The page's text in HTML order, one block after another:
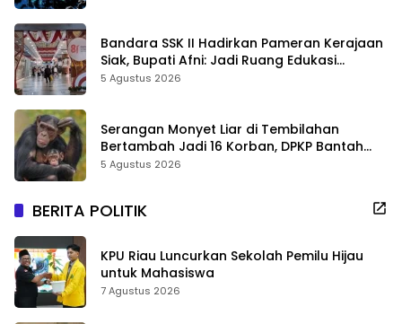
Bandara SSK II Hadirkan Pameran Kerajaan
Siak, Bupati Afni: Jadi Ruang Edukasi
Sejarah Riau
5 Agustus 2026
Serangan Monyet Liar di Tembilahan
Bertambah Jadi 16 Korban, DPKP Bantah
Video Gerombolan Viral
5 Agustus 2026
BERITA POLITIK
KPU Riau Luncurkan Sekolah Pemilu Hijau
untuk Mahasiswa
7 Agustus 2026